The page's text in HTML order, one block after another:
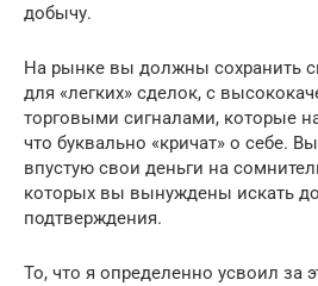
добычу.
На рынке вы должны сохранить
для «легких» сделок, с
торговыми сигналами, которые
что буквально «кричат» о себе.
впустую свои деньги на
которых вы вынуждены искать
подтверждения.
То, что я определенно усвоил за